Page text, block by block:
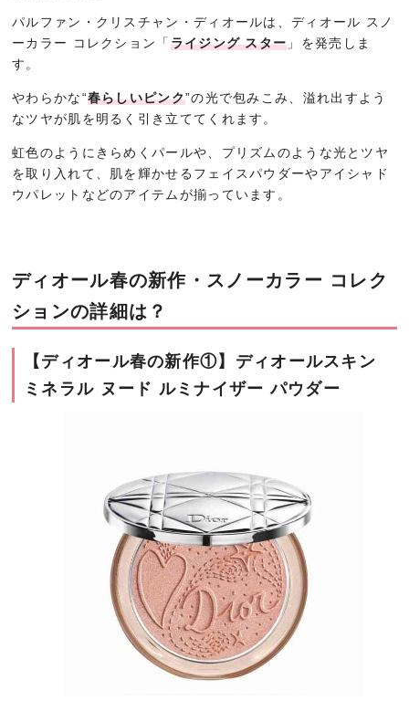
パルファン・クリスチャン・ディオールは、ディオール スノ
ーカラー コレクション「 ライジング スター 」を発売しま
す。
やわらかな“春らしいピンク”の光で包みこみ、溢れ出すよう
なツヤが肌を明るく引き立ててくれます。
虹色のようにきらめくパールや、プリズムのような光とツヤ
を取り入れて、肌を輝かせるフェイスパウダーやアイシャド
ウパレットなどのアイテムが揃っています。
ディオール春の新作・スノーカラー コレク
ションの詳細は？
【ディオール春の新作①】ディオールスキン
ミネラル ヌード ルミナイザー パウダー